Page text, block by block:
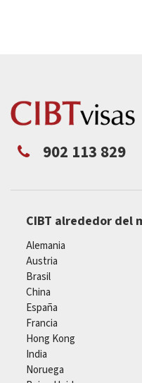
902 113 829
CIBT alrededor del
Alemania
Austria
Brasil
China
España
Francia
Hong Kong
India
Noruega